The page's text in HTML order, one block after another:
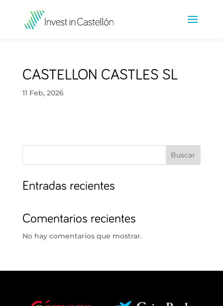
CASTELLON CASTLES SL
11 Feb, 2026
Buscar
Entradas recientes
Comentarios recientes
No hay comentarios que mostrar.